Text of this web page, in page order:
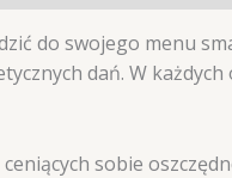
do swojego menu
dań. W każdych
sobie